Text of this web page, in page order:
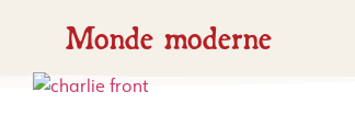
Monde moderne